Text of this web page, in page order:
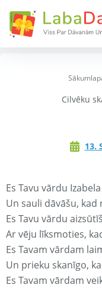
Cilvēku
13.
Es Tavu vārdu
Un sauli dāvāšu,
Es Tavu vārdu
Ar vēju līksmoties,
Es Tavam vārdam
Un prieku skanīgo,
Es Tavam vārdam